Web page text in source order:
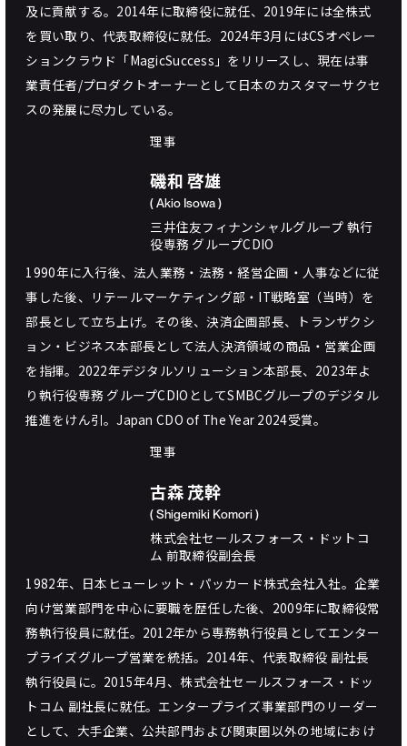
及に貢献する。2014年に取締役に就任、2019年には全株式
を買い取り、代表取締役に就任。2024年3月にはCSオペレー
ションクラウド「MagicSuccess」をリリースし、現在は事
業責任者/プロダクトオーナーとして日本のカスタマーサクセ
スの発展に尽力している。
理事
磯和 啓雄
( Akio Isowa )
三井住友フィナンシャルグループ 執行
役専務 グループCDIO
1990年に入行後、法人業務・法務・経営企画・人事などに従
事した後、リテールマーケティング部・IT戦略室（当時）を
部長として立ち上げ。その後、決済企画部長、トランザクシ
ョン・ビジネス本部長として法人決済領域の商品・営業企画
を指揮。2022年デジタルソリューション本部長、2023年よ
り執行役専務 グループCDIOとしてSMBCグループのデジタル
推進をけん引。Japan CDO of The Year 2024受賞。
理事
古森 茂幹
( Shigemiki Komori )
株式会社セールスフォース・ドットコ
ム 前取締役副会長
1982年、日本ヒューレット・パッカード株式会社入社。企業
向け営業部門を中心に要職を歴任した後、2009年に取締役常
務執行役員に就任。2012年から専務執行役員としてエンター
プライズグループ営業を統括。2014年、代表取締役 副社長
執行役員に。2015年4月、株式会社セールスフォース・ドッ
トコム 副社長に就任。エンタープライズ事業部門のリーダー
として、大手企業、公共部門および関東圏以外の地域におけ